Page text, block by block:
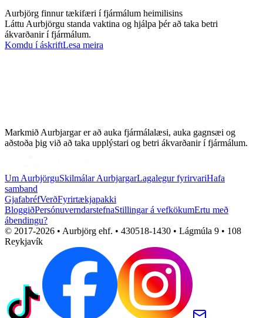
Aurbjörg finnur tækifæri í fjármálum heimilisins
Láttu Aurbjörgu standa vaktina og hjálpa þér að taka betri
ákvarðanir í fjármálum.
Komdu í áskriftLesa meira
Markmið Aurbjargar er að auka fjármálalæsi, auka gagnsæi og
aðstoða þig við að taka upplýstari og betri ákvarðanir í fjármálum.
Um AurbjörguSkilmálar AurbjargarLagalegur fyrirvariHafa
samband
GjafabréfVerðFyrirtækjapakki
BloggiðPersónuverndarstefnaStillingar á vefkökumErtu með
ábendingu?
© 2017-2026 • Aurbjörg ehf. • 430518-1430 • Lágmúla 9 • 108
Reykjavík